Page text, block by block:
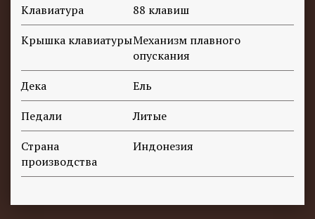
Клавиатура
88 клавиш
Крышка клавиатурыМеханизм плавного
опускания
Дека
Ель
Педали
Литые
Страна
производства
Индонезия